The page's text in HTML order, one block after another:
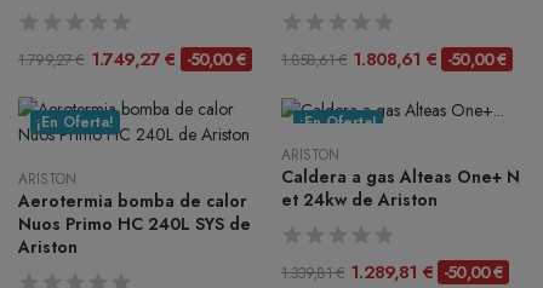
1.799,27 € 1.749,27 € -50,00 € 1.858,61 € 1.808,61 € -50,00 €
¡En Oferta!
ARISTON
Aerotermia bomba de calor
Nuos Primo HC 240L SYS de
Ariston
¡En Oferta!
ARISTON
Caldera a gas Alteas One+ N
et 24kw de Ariston
1.339,81 € 1.289,81 € -50,00 €